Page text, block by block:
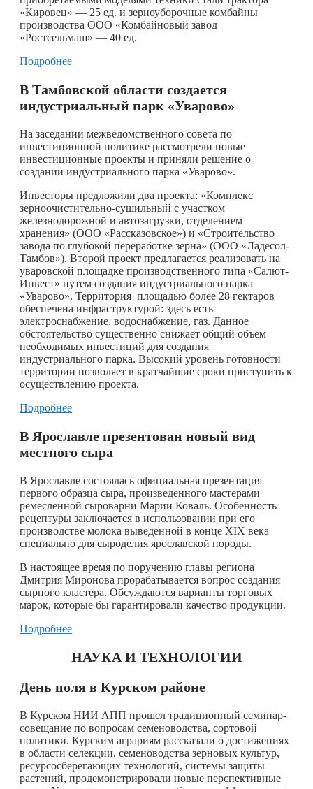
«Кировец» — 25 ед. и зерноуборочные комбайны
производства ООО «Комбайновый завод
«Ростсельмаш» — 40 ед.
Подробнее
В Тамбовской области создается
индустриальный парк «Уварово»
На заседании межведомственного совета по
инвестиционной политике рассмотрели новые
инвестиционные проекты и приняли решение о
создании индустриального парка «Уварово».
Инвесторы предложили два проекта: «Комплекс
зерноочистительно-сушильный с участком
железнодорожной и автозагрузки, отделением
хранения» (ООО «Рассказовское») и «Строительство
завода по глубокой переработке зерна» (ООО «Ладесол-
Тамбов»). Второй проект предлагается реализовать на
уваровской площадке производственного типа «Салют-
Инвест» путем создания индустриального парка
«Уварово». Территория площадью более 28 гектаров
обеспечена инфраструктурой: здесь есть
электроснабжение, водоснабжение, газ. Данное
обстоятельство существенно снижает общий объем
необходимых инвестиций для создания
индустриального парка. Высокий уровень готовности
территории позволяет в кратчайшие сроки приступить к
осуществлению проекта.
Подробнее
В Ярославле презентован новый вид
местного сыра
​В Ярославле состоялась официальная презентация
первого образца сыра, произведенного мастерами
ремесленной сыроварни Марии Коваль. Особенность
рецептуры заключается в использовании при его
производстве молока выведенной в конце XIX века
специально для сыроделия ярославской породы.
В настоящее время по поручению главы региона
Дмитрия Миронова прорабатывается вопрос создания
сырного кластера. Обсуждаются варианты торговых
марок, которые бы гарантировали качество продукции.
Подробнее
НАУКА И ТЕХНОЛОГИИ
День поля в Курском районе
В Курском НИИ АПП прошел традиционный семинар-
совещание по вопросам семеноводства, сортовой
политики. Курским аграриям рассказали о достижениях
в области селекции, семеноводства зерновых культур,
ресурсосберегающих технологий, системы защиты
растений, продемонстрировали новые перспективные